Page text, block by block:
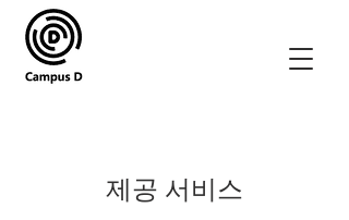
제공 서비스